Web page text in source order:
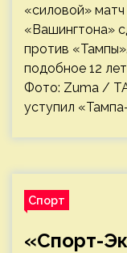
«силовой» матч
«Вашингтона»
против
подобное 12
Фото: Zuma /
уступил
Спорт
«Спорт-